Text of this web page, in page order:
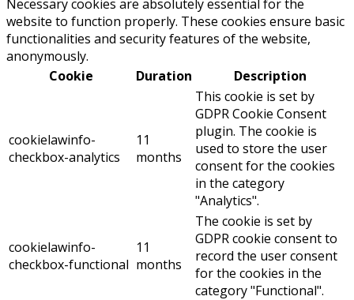
Necessary cookies are absolutely essential for the
website to function properly. These cookies ensure basic
functionalities and security features of the website,
anonymously.
Cookie
Duration Description
cookielawinfo-
checkbox-analytics
11
months
This cookie is set by
GDPR Cookie Consent
plugin. The cookie is
used to store the user
consent for the cookies
in the category
"Analytics".
cookielawinfo-
checkbox-functional
11
months
The cookie is set by
GDPR cookie consent to
record the user consent
for the cookies in the
category "Functional".